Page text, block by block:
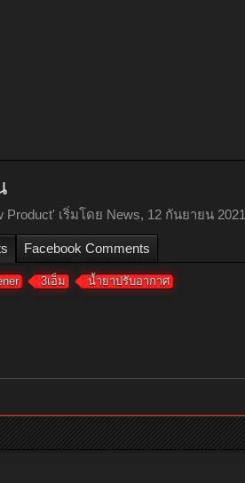
Product' เริ่มโดย News, 12 กันยายน 2021
Facebook Comments
3เอ็ม น้ำยาปรับอากาศ